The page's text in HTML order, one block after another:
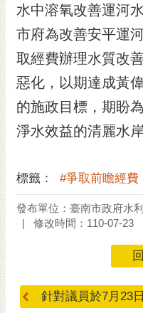
RSS
訂
閱
電
子
報
市
箱
English
日
隱
水中溶氧改善運河水
市府為改善安平運
取經費辦理水質改
惡化，以期達成黃
的施政目標，期盼
淨水效益的清麗水岸
標籤： #爭取前瞻經費
發布單位：臺南市政府水
修改時間：110-07-23
針對議員於7月23